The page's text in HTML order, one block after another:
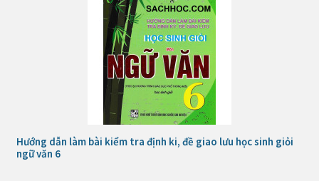
Hướng dẫn làm bài kiểm tra định ki, đề giao lưu học sinh giỏi
ngữ văn 6